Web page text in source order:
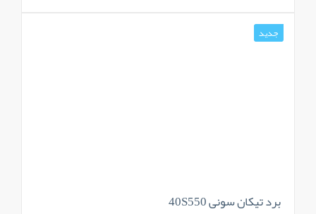
جدید
برد تیکان سونی 40S550